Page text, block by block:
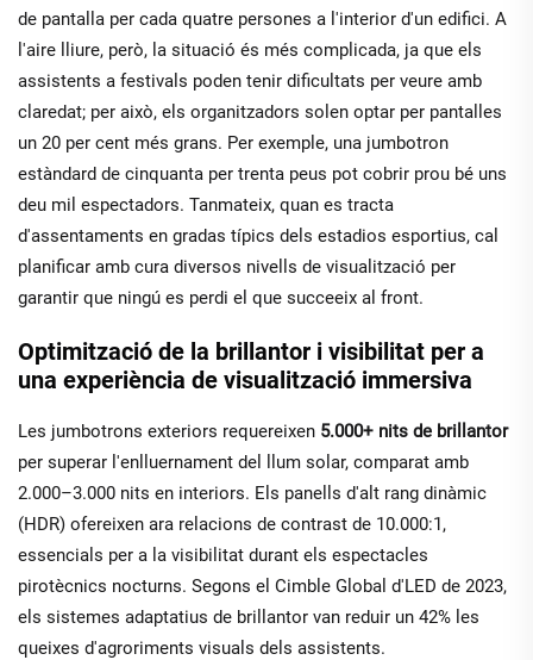
de pantalla per cada quatre persones a l'interior d'un edifici. A
l'aire lliure, però, la situació és més complicada, ja que els
assistents a festivals poden tenir dificultats per veure amb
claredat; per això, els organitzadors solen optar per pantalles
un 20 per cent més grans. Per exemple, una jumbotron
estàndard de cinquanta per trenta peus pot cobrir prou bé uns
deu mil espectadors. Tanmateix, quan es tracta
d'assentaments en gradas típics dels estadios esportius, cal
planificar amb cura diversos nivells de visualització per
garantir que ningú es perdi el que succeeix al front.
Optimització de la brillantor i visibilitat per a
una experiència de visualització immersiva
Les jumbotrons exteriors requereixen 5.000+ nits de brillantor
per superar l'enlluernament del llum solar, comparat amb
2.000–3.000 nits en interiors. Els panells d'alt rang dinàmic
(HDR) ofereixen ara relacions de contrast de 10.000:1,
essencials per a la visibilitat durant els espectacles
pirotècnics nocturns. Segons el Cimble Global d'LED de 2023,
els sistemes adaptatius de brillantor van reduir un 42% les
queixes d'agroriments visuals dels assistents.